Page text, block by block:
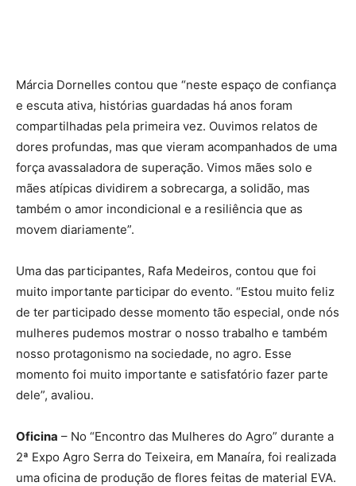
Márcia Dornelles contou que “neste espaço de confiança
e escuta ativa, histórias guardadas há anos foram
compartilhadas pela primeira vez. Ouvimos relatos de
dores profundas, mas que vieram acompanhados de uma
força avassaladora de superação. Vimos mães solo e
mães atípicas dividirem a sobrecarga, a solidão, mas
também o amor incondicional e a resiliência que as
movem diariamente”.
Uma das participantes, Rafa Medeiros, contou que foi
muito importante participar do evento. “Estou muito feliz
de ter participado desse momento tão especial, onde nós
mulheres pudemos mostrar o nosso trabalho e também
nosso protagonismo na sociedade, no agro. Esse
momento foi muito importante e satisfatório fazer parte
dele”, avaliou.
Oficina – No “Encontro das Mulheres do Agro” durante a
2ª Expo Agro Serra do Teixeira, em Manaíra, foi realizada
uma oficina de produção de flores feitas de material EVA.